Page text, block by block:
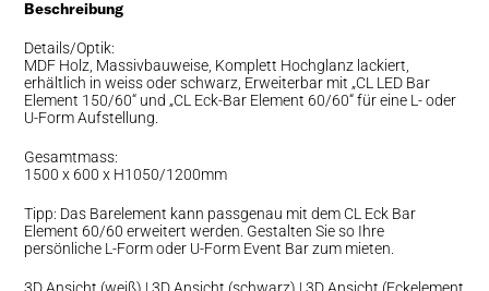
Beschreibung
Details/Optik:
MDF Holz, Massivbauweise, Komplett Hochglanz lackiert,
erhältlich in weiss oder schwarz, Erweiterbar mit „CL LED Bar
Element 150/60“ und „CL Eck-Bar Element 60/60“ für eine L- oder
U-Form Aufstellung.
Gesamtmass:
1500 x 600 x H1050/1200mm
Tipp: Das Barelement kann passgenau mit dem CL Eck Bar
Element 60/60 erweitert werden. Gestalten Sie so Ihre
persönliche L-Form oder U-Form Event Bar zum mieten.